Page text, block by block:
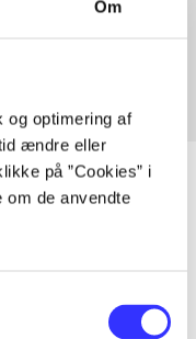
Om
og optimering af
ændre eller
på ”Cookies” i
om de anvendte